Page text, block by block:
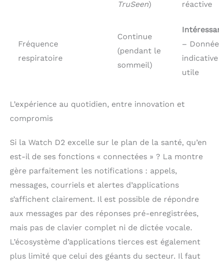
TruSeen)
réactive
Fréquence
respiratoire
Continue
(pendant le
sommeil)
– Donnée
indicative
utile
L’expérience au quotidien, entre innovation et
compromis
Si la Watch D2 excelle sur le plan de la santé, qu’en
est-il de ses fonctions « connectées » ? La montre
gère parfaitement les notifications : appels,
messages, courriels et alertes d’applications
s’affichent clairement. Il est possible de répondre
aux messages par des réponses pré-enregistrées,
mais pas de clavier complet ni de dictée vocale.
L’écosystème d’applications tierces est également
plus limité que celui des géants du secteur. Il faut